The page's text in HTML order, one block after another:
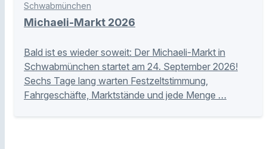
Schwabmünchen
Michaeli-Markt 2026
Bald ist es wieder soweit: Der Michaeli-Markt in
Schwabmünchen startet am 24. September 2026!
Sechs Tage lang warten Festzeltstimmung,
Fahrgeschäfte, Marktstände und jede Menge …